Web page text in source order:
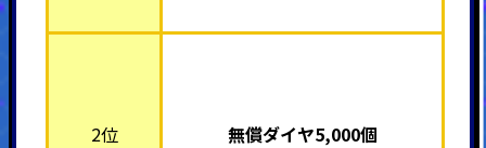
2位 無償ダイヤ5,000個